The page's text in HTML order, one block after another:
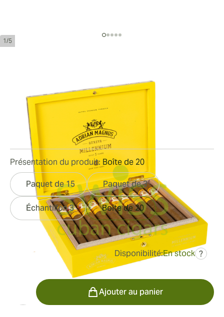
1/5
Toro
Bague de jauge: 52
Commentaires
était 292,14 €
Disponibilité:En stock ?
Présentation du produit: Boîte de 20
Paquet de 15 Paquet de 3
Échantillon 3 Boîte de 20
Ajouter au panier